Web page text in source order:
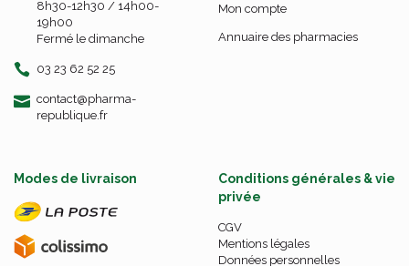
8h30-12h30 / 14h00-
19h00
Fermé le dimanche
03 23 62 52 25
contact-
@-
pharma-
republique.fr
Mon compte
Annuaire des pharmacies
Modes de livraison
Conditions générales & vie
privée
CGV
Mentions légales
Données personnelles